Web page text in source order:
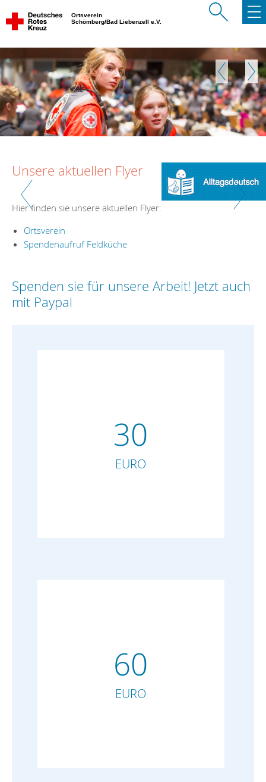
Ortsverein
Schömberg/Bad Liebenzell e.V.
Zurück
Unsere aktuellen Flyer
Zurück
Weiter
Hier finden sie unsere aktuellen Flyer:
Ortsverein
Spendenaufruf Feldküche
Spenden sie für unsere Arbeit! Jetzt auch
mit Paypal
30
EURO
60
EURO